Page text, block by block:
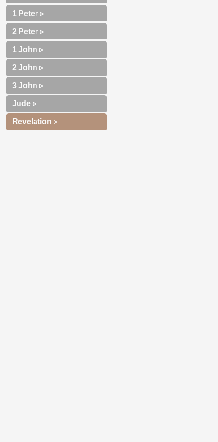
1 Peter ▹
2 Peter ▹
1 John ▹
2 John ▹
3 John ▹
Jude ▹
Revelation ▹